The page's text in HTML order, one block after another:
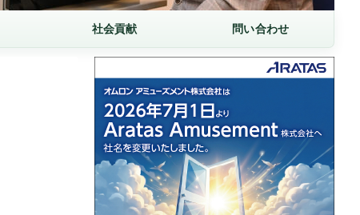
社会貢献 問い合わせ